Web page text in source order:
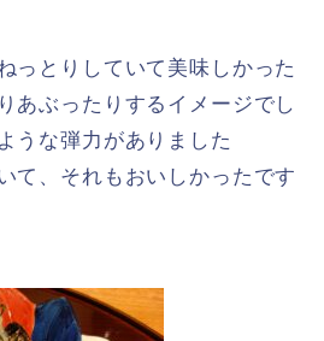
っとりしていて美味しかった
あぶったりするイメージでし
うな弾力がありました
て、それもおいしかったです